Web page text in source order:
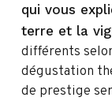
qui vous
terre et la
différents
dégustation
de prestige